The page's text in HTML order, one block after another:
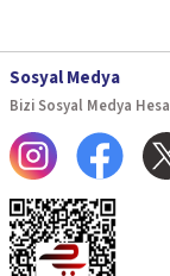
Sosyal Medya
Bizi Sosyal Medya